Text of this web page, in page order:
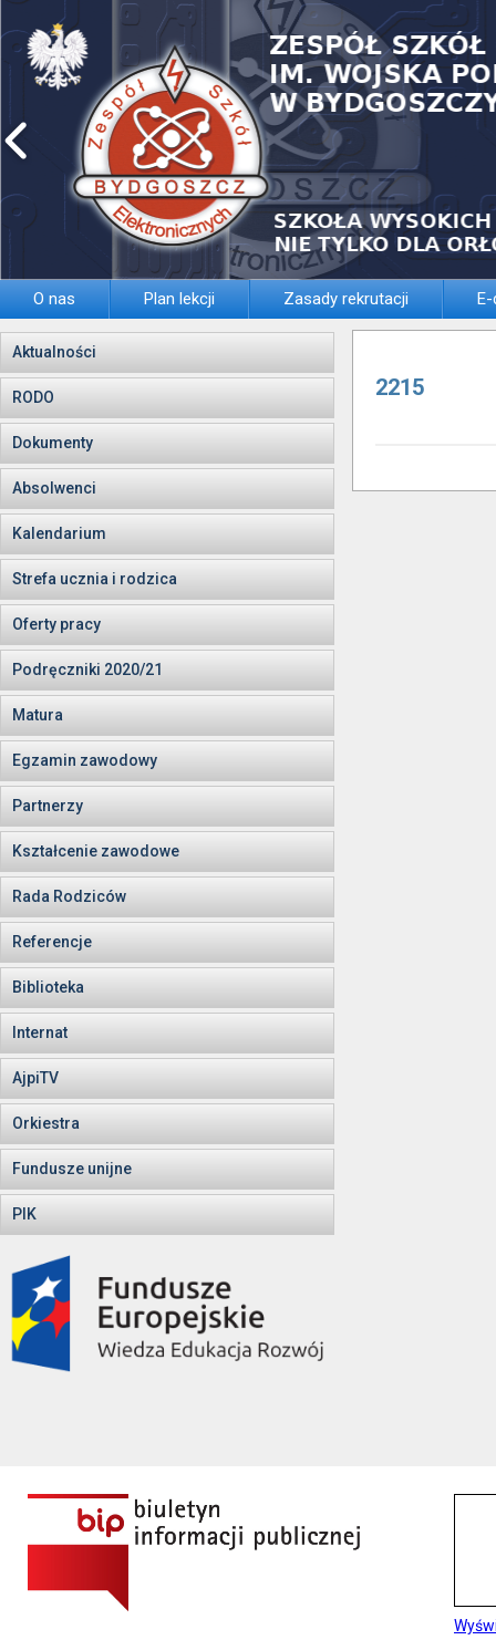
O nas Plan lekcji Zasady rekrutacji
Aktualności
RODO
Dokumenty
Absolwenci
Kalendarium
Strefa ucznia i rodzica
Oferty pracy
Podręczniki 2020/21
Matura
Egzamin zawodowy
Partnerzy
Kształcenie zawodowe
Rada Rodziców
Referencje
Biblioteka
Internat
AjpiTV
Orkiestra
Fundusze unijne
PIK
2215